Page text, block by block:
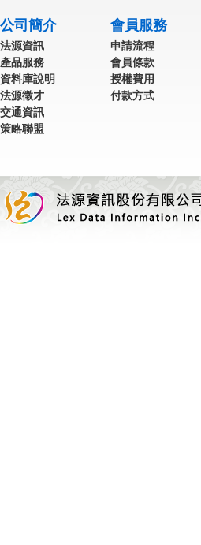
公司簡介
法源資訊
產品服務
資料庫說明
法源徵才
交通資訊
策略聯盟
會員服務
申請流程
會員條款
授權費用
付款方式